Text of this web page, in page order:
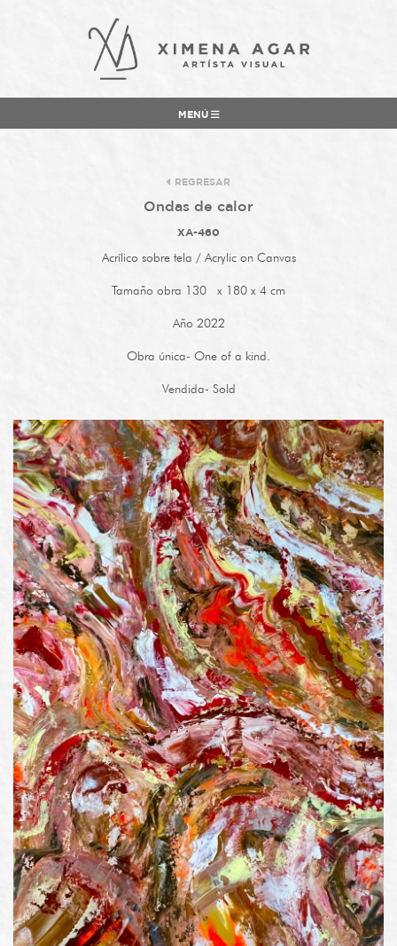
MENÚ
REGRESAR
Ondas de calor
XA-460
Acrílico sobre tela / Acrylic on Canvas
Tamaño obra 130 x 180 x 4 cm
Año 2022
Obra única- One of a kind.
Vendida- Sold